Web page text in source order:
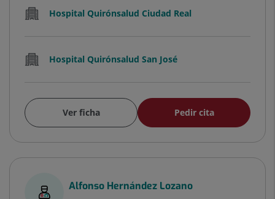
Hospital Quirónsalud Ciudad Real
Hospital Quirónsalud San José
Ver ficha Pedir cita
Alfonso Hernández Lozano